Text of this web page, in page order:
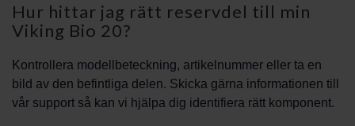
Hur hittar jag rätt reservdel till min
Viking Bio 20?
Kontrollera modellbeteckning, artikelnummer eller ta en
bild av den befintliga delen. Skicka gärna informationen till
vår support så kan vi hjälpa dig identifiera rätt komponent.